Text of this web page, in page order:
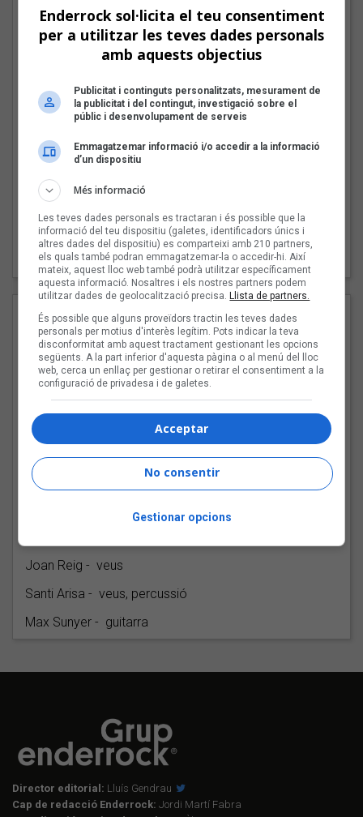
14 - Simfonia d'una nit amb gats (Ia Clua)
15 - Pallarès (Jordi Batiste)
Nieto)
17 - El gessamí i la rosa (Josep Carner, Ia Clua)
18 - El noi i la cançó (Jordi Batiste)
20 - Vida de pel·lícula (Jordi Batiste, Ia Clua )
21 - Chichonera's Cat (Jordi Batiste, Ia Clua )
22 - Tot s'acaba (Dave Cousins, Jordi Batiste, Ia Clua )
Crèdits
Jordi Batiste - guitarra, veu
Ia Clua - guitarra, piano, veu
Pep Sànchez - baix
Pep Sala - guitarra, veus
Joan Reig - veus
Santi Arisa - veus, percussió
Max Sunyer - guitarra
Director editorial: Lluís Gendrau
Cap de redacció Enderrock: Jordi Martí Fabra
Enderrock sol·licita el teu consentiment
per a utilitzar les teves dades personals
amb aquests objectius
Publicitat i continguts personalitzats, mesurament de
la publicitat i del contingut, investigació sobre el
públic i desenvolupament de serveis
Emmagatzemar informació i/o accedir a la informació
d’un dispositiu
Més informació
Les teves dades personals es tractaran i és possible que la
informació del teu dispositiu (galetes, identificadors únics i
altres dades del dispositiu) es comparteixi amb 210 partners,
els quals també podran emmagatzemar-la o accedir-hi. Així
mateix, aquest lloc web també podrà utilitzar específicament
aquesta informació. Nosaltres i els nostres partners podem
utilitzar dades de geolocalització precisa. Llista de partners.
És possible que alguns proveïdors tractin les teves dades
personals per motius d'interès legítim. Pots indicar la teva
disconformitat amb aquest tractament gestionant les opcions
següents. A la part inferior d'aquesta pàgina o al menú del lloc
web, cerca un enllaç per gestionar o retirar el consentiment a la
configuració de privadesa i de galetes.
Acceptar
No consentir
Gestionar opcions